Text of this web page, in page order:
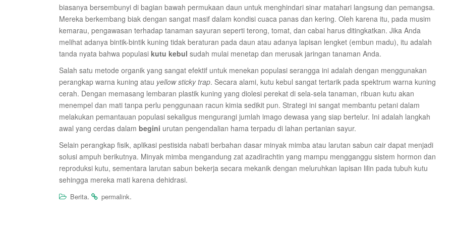
biasanya bersembunyi di bagian bawah permukaan daun untuk menghindari sinar matahari langsung dan pemangsa.
Mereka berkembang biak dengan sangat masif dalam kondisi cuaca panas dan kering. Oleh karena itu, pada musim
kemarau, pengawasan terhadap tanaman sayuran seperti terong, tomat, dan cabai harus ditingkatkan. Jika Anda
melihat adanya bintik-bintik kuning tidak beraturan pada daun atau adanya lapisan lengket (embun madu), itu adalah
tanda nyata bahwa populasi kutu kebul sudah mulai menetap dan merusak jaringan tanaman Anda.
Salah satu metode organik yang sangat efektif untuk menekan populasi serangga ini adalah dengan menggunakan
perangkap warna kuning atau yellow sticky trap. Secara alami, kutu kebul sangat tertarik pada spektrum warna kuning
cerah. Dengan memasang lembaran plastik kuning yang diolesi perekat di sela-sela tanaman, ribuan kutu akan
menempel dan mati tanpa perlu penggunaan racun kimia sedikit pun. Strategi ini sangat membantu petani dalam
melakukan pemantauan populasi sekaligus mengurangi jumlah imago dewasa yang siap bertelur. Ini adalah langkah
awal yang cerdas dalam begini urutan pengendalian hama terpadu di lahan pertanian sayur.
Selain perangkap fisik, aplikasi pestisida nabati berbahan dasar minyak mimba atau larutan sabun cair dapat menjadi
solusi ampuh berikutnya. Minyak mimba mengandung zat azadirachtin yang mampu mengganggu sistem hormon dan
reproduksi kutu, sementara larutan sabun bekerja secara mekanik dengan meluruhkan lapisan lilin pada tubuh kutu
sehingga mereka mati karena dehidrasi.
Berita. permalink.